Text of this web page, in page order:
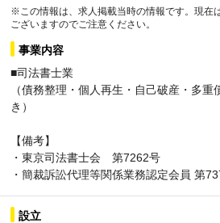
※この情報は、求人掲載当時の情報です。現在
ございますのでご注意ください。
事業内容
■司法書士業
（債務整理・個人再生・自己破産・多
き）
【備考】
・東京司法書士会 第7262号
・簡裁訴訟代理等関係業務認定会員 第
設立